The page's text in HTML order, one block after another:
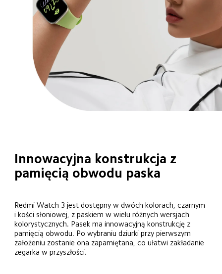
Innowacyjna konstrukcja z
pamięcią obwodu paska
Redmi Watch 3 jest dostępny w dwóch kolorach, czarnym
i kości słoniowej, z paskiem w wielu różnych wersjach
kolorystycznych. Pasek ma innowacyjną konstrukcję z
pamięcią obwodu. Po wybraniu dziurki przy pierwszym
założeniu zostanie ona zapamiętana, co ułatwi zakładanie
zegarka w przyszłości.